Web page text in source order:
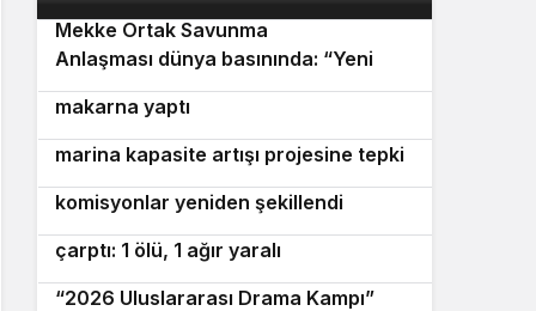
kadar direnmeye devam edeceğiz”
Mekke Ortak Savunma
Anlaşması dünya basınında: “Yeni
paktın ilk sınavı Yemen olabilir”
3
Bornovalı muhtarlar önlüklerini giyip
makarna yaptı
Seferihisar’da Sığacık Körfezi’ndeki
marina kapasite artışı projesine tepki
Karabağlar Belediye Meclisi’nde
komisyonlar yeniden şekillendi
Marmaris’te motosiklet minibüse
çarptı: 1 ölü, 1 ağır yaralı
Avrupa’dan İzmir’e drama köprüsü:
“2026 Uluslararası Drama Kampı”
8